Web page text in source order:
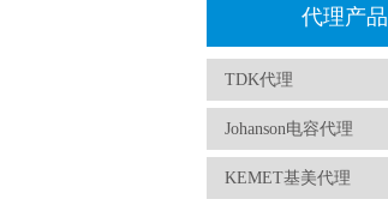
代理产品
TDK代理
Johanson电容代理
KEMET基美代理